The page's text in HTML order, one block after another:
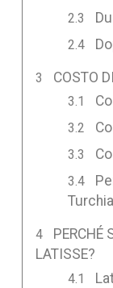
COSTO
PERCHÉ
LATISSE?